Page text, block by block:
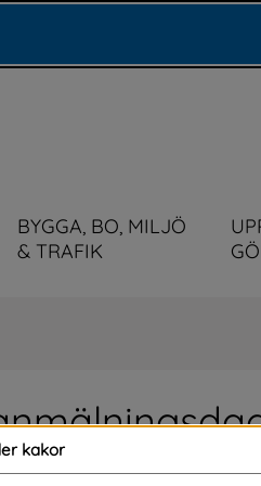
BYGGA, BO, MILJÖ
& TRAFIK
kakor